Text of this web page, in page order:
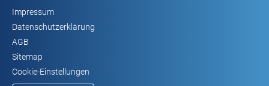
Impressum
Datenschutzerklärung
AGB
Sitemap
Cookie-Einstellungen